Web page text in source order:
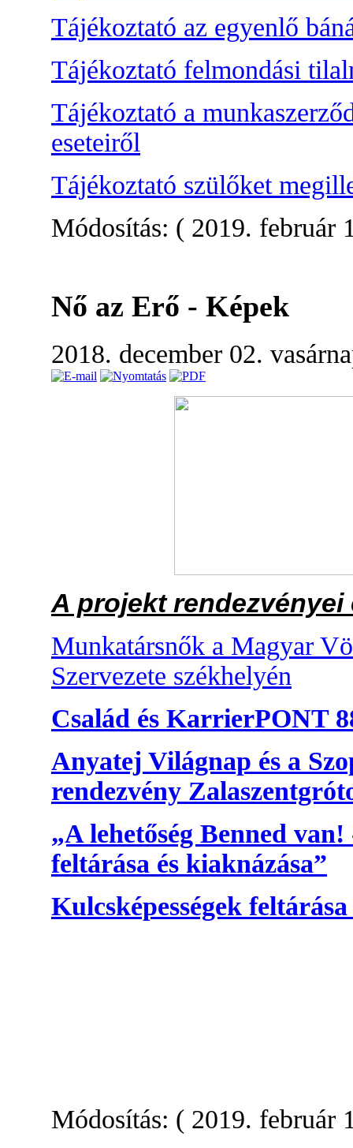
Tájékoztató az egyenlő
Tájékoztató felmondási
Tájékoztató a
eseteiről
Tájékoztató szülőket
Módosítás: ( 2019. február
Nő az Erő - Képek
2018. december 02.
A projekt
Munkatársnők a Magyar
Szervezete székhelyén
Család és KarrierPONT
Anyatej Világnap és a
rendezvény
„A lehetőség Benned
feltárása és kiaknázása”
Kulcsképességek
Módosítás: ( 2019. február